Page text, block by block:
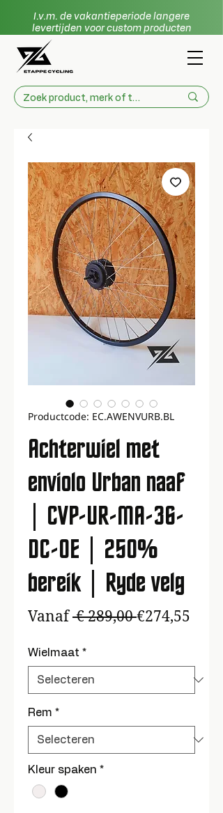
I.v.m. de vakantieperiode langere
levertijden voor custom producten
Productcode: EC.AWENVURB.BL
Achterwiel met
enviolo Urban naaf
| CVP-UR-MA-36-
DC-OE | 250%
bereik | Ryde velg
Vanaf € 289,00 Normale
€274,55
Wielmaat *
Rem *
Kleur spaken *